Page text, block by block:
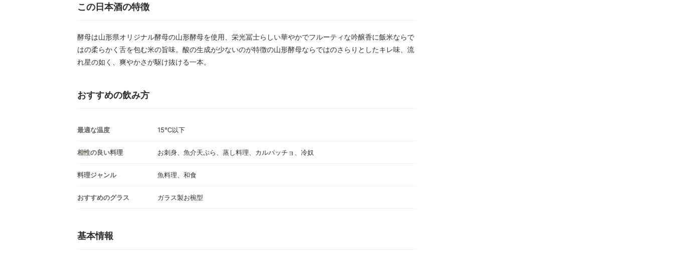
この日本酒の特徴
酵母は山形県オリジナル酵母の山形酵母を使用、栄光冨士らしい華やかでフルーティな吟醸香に飯米ならで
はの柔らかく舌を包む米の旨味。酸の生成が少ないのが特徴の山形酵母ならではのさらりとしたキレ味、流
れ星の如く、爽やかさが駆け抜ける一本。
おすすめの飲み方
最適な温度 15℃以下
相性の良い料理 お刺身、魚介天ぷら、蒸し料理、カルパッチョ、冷奴
料理ジャンル 魚料理、和食
おすすめのグラス ガラス製お椀型
基本情報